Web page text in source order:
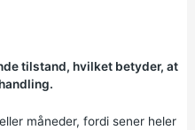
tilstand, hvilket betyder, at
måneder, fordi sener heler